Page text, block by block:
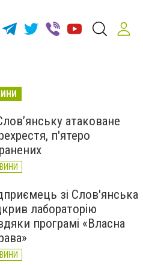
атаковане
п'ятеро
зі Слов'янська
лабораторію
програмі «Власна